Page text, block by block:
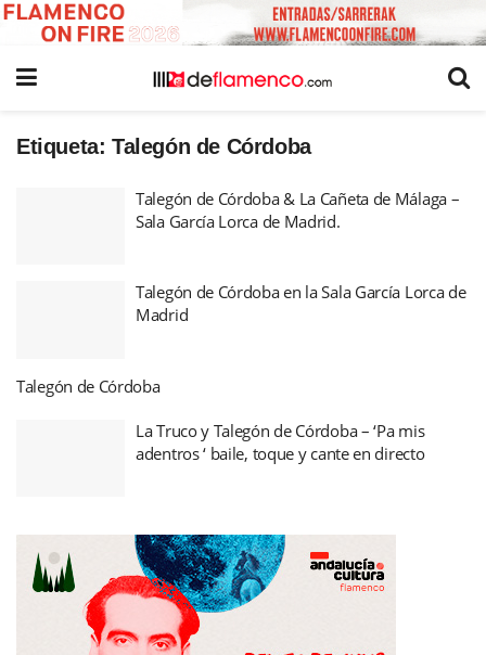
Etiqueta: Talegón de Córdoba
Talegón de Córdoba & La Cañeta de Málaga –
Sala García Lorca de Madrid.
Talegón de Córdoba en la Sala García Lorca de
Madrid
Talegón de Córdoba
La Truco y Talegón de Córdoba – ‘Pa mis
adentros ‘ baile, toque y cante en directo